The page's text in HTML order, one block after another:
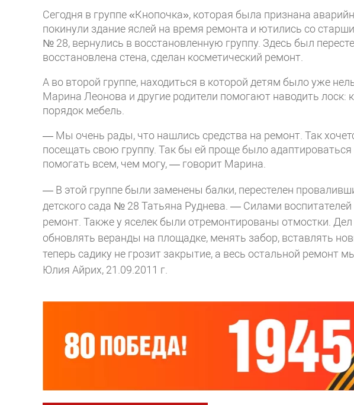
Сегодня в группе «Кнопочка», которая была признана
покинули здание яслей на время ремонта и ютились со
№ 28, вернулись в восстановленную группу. Здесь был
восстановлена стена, сделан косметический ремонт.
А во второй группе, находиться в которой детям было уже
Марина Леонова и другие родители помогают наводить лоск:
порядок мебель.
— Мы очень рады, что нашлись средства на ремонт. Так
посещать свою группу. Так бы ей проще было
помогать всем, чем могу, — говорит Марина.
— В этой группе были заменены балки, перестелен
детского сада № 28 Татьяна Руднева. — Силами воспитателей
ремонт. Также у яселек были отремонтированы отмостки.
обновлять веранды на площадке, менять забор, вставлять
теперь садику не грозит закрытие, а весь остальной ремонт
Юлия Айрих, 21.09.2011 г.